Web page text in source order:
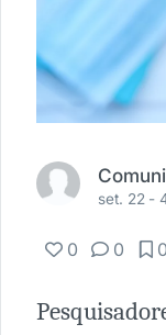
set. 22 -
0 0 0